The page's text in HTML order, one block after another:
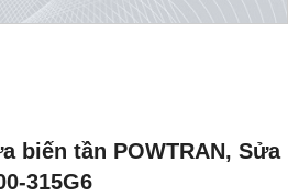
biến tần POWTRAN, Sửa
315G6